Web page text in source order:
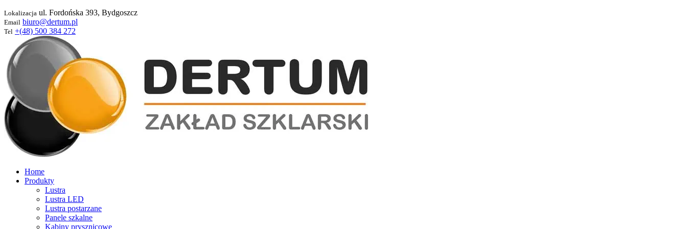
Lokalizacja ul. Fordońska 393, Bydgoszcz
Email biuro@dertum.pl
Tel +(48) 500 384 272
Home
Produkty
Lustra
Lustra LED
Lustra postarzane
Panele szkalne
Kabiny prysznicowe